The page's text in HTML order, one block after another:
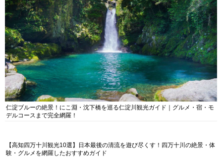
仁淀ブルーの絶景！にこ淵・沈下橋を巡る仁淀川観光ガイド｜グルメ・宿・モ
デルコースまで完全網羅！
【高知四万十川観光10選】日本最後の清流を遊び尽くす！四万十川の絶景・体
験・グルメを網羅したおすすめガイド